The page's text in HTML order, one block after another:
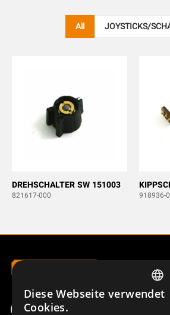
All JOYSTICKS/
DREHSCHALTER SW 151003
821617-000 918936-
Diese Webseite verwendet
Cookies.